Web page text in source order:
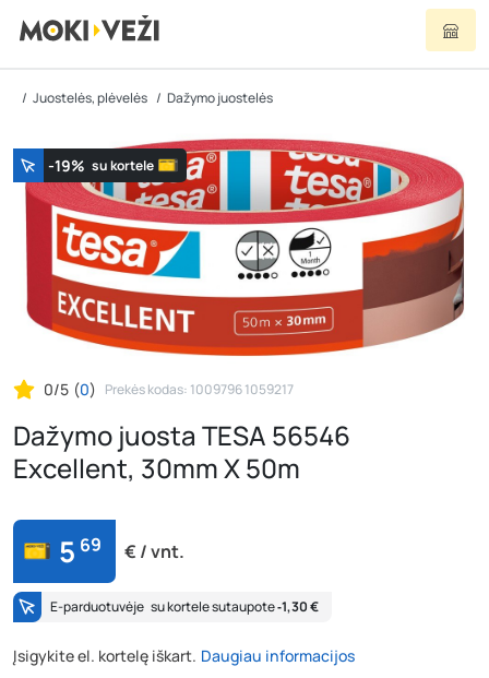
Juostelės, plėvelės Dažymo juostelės
-19% su kortele
0/5 (0) Prekės kodas: 1009796 1059217
Dažymo juosta TESA 56546
Excellent, 30mm X 50m
5 69 € / vnt.
E-parduotuvėje su kortele sutaupote‐1,30 €
Įsigykite el. kortelę iškart. Daugiau informacijos